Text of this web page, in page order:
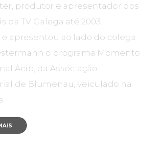
produtor e apresentador dos
da TV Galega até 2003.
apresentou ao lado do colega
o programa Momento
Acib, da Associação
de Blumenau, veiculado na